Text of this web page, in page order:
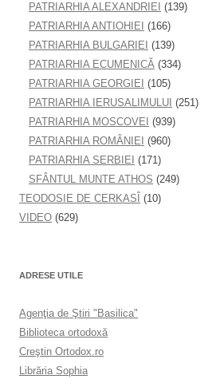
PATRIARHIA ALEXANDRIEI (139)
PATRIARHIA ANTIOHIEI (166)
PATRIARHIA BULGARIEI (139)
PATRIARHIA ECUMENICĂ (334)
PATRIARHIA GEORGIEI (105)
PATRIARHIA IERUSALIMULUI (251)
PATRIARHIA MOSCOVEI (939)
PATRIARHIA ROMÂNIEI (960)
PATRIARHIA SERBIEI (171)
SFÂNTUL MUNTE ATHOS (249)
TEODOSIE DE CERKASÎ (10)
VIDEO (629)
ADRESE UTILE
Agenţia de Ştiri "Basilica"
Biblioteca ortodoxă
Creştin Ortodox.ro
Librăria Sophia